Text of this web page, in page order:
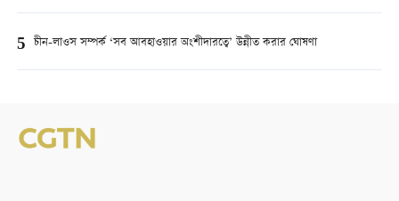
5 চীন-লাওস সম্পর্ক ‘সব আবহাওয়ার অংশীদারত্বে’ উন্নীত করার ঘোষণা